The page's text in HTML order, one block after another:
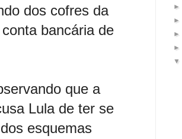
dos cofres da
bancária de
que a
Lula de ter se
esquemas
►
►
►
►
▼